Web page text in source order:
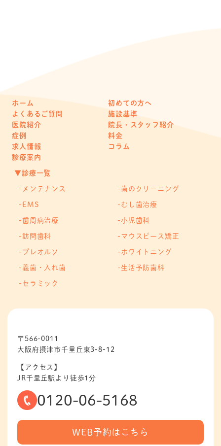
ホーム
初めての方へ
よくあるご質問
施設基準
医院紹介
院長・スタッフ紹介
症例
料金
求人情報
コラム
診療案内
▼診療一覧
メンテナンス 歯のクリーニング
EMS むし歯治療
歯周病治療 小児歯科
訪問歯科 マウスピース矯正
プレオルソ ホワイトニング
義歯・入れ歯 生活予防歯科
セラミック
〒566-0011
大阪府摂津市千里丘東3-8-12
【アクセス】
JR千里丘駅より徒歩1分
0120-06-5168
WEB予約はこちら